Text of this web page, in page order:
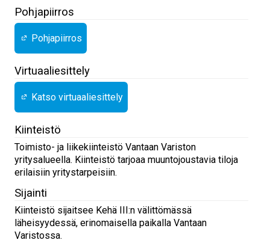
Pohjapiirros
Pohjapiirros
Virtuaaliesittely
Katso virtuaaliesittely
Kiinteistö
Toimisto- ja liikekiinteistö Vantaan Variston
yritysalueella. Kiinteistö tarjoaa muuntojoustavia tiloja
erilaisiin yritystarpeisiin.
Sijainti
Kiinteistö sijaitsee Kehä III:n välittömässä
läheisyydessä, erinomaisella paikalla Vantaan
Varistossa.